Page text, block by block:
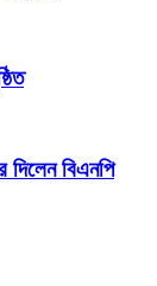
দিলেন বিএনপি